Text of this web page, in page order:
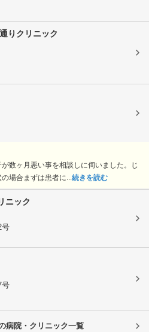
りクリニック
数ヶ月悪い事を相談しに伺いました。じ
場合まずは患者に...続きを読む
ニック
号
号
病院・クリニック一覧